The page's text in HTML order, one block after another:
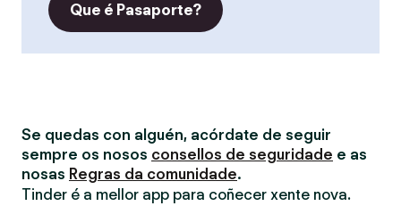
Que é Pasaporte?
Se quedas con alguén, acórdate de seguir
sempre os nosos consellos de seguridade e as
nosas Regras da comunidade.
Tinder é a mellor app para coñecer xente nova.